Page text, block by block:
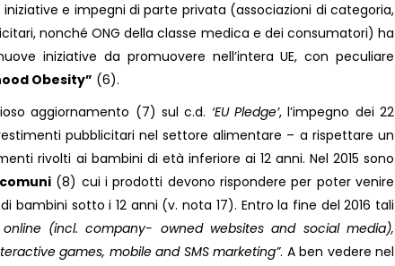
e impegni di parte privata (associazioni di categoria,
nonché ONG della classe medica e dei consumatori) ha
iniziative da promuovere nell’intera UE, con peculiare
Obesity” (6).
aggiornamento (7) sul c.d. ‘EU Pledge’, l’impegno dei 22
pubblicitari nel settore alimentare – a rispettare un
rivolti ai bambini di età inferiore ai 12 anni. Nel 2015 sono
(8) cui i prodotti devono rispondere per poter venire
bambini sotto i 12 anni (v. nota 17). Entro la fine del 2016 tali
online (incl. company- owned websites and social media),
games, mobile and SMS marketing”. A ben vedere nel